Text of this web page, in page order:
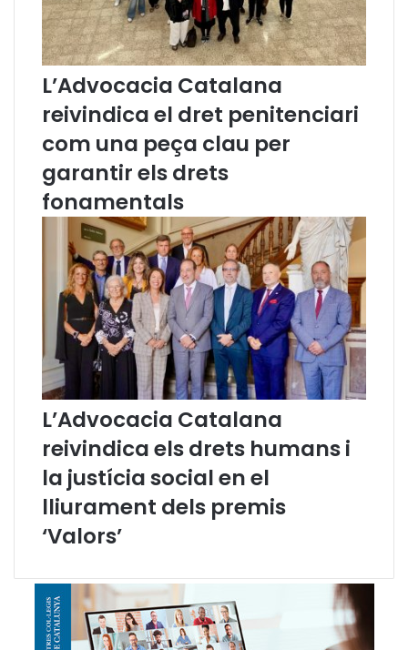
C
o
l
·
g
i
p
r
o
s
i
n
a
l
s
e
n
e
e
n
a
d
e
l
L’Advocacia Catalana
reivindica el dret penitenciari
com una peça clau per
garantir els drets
fonamentals
L’Advocacia Catalana
reivindica els drets humans i
la justícia social en el
lliurament dels premis
‘Valors’